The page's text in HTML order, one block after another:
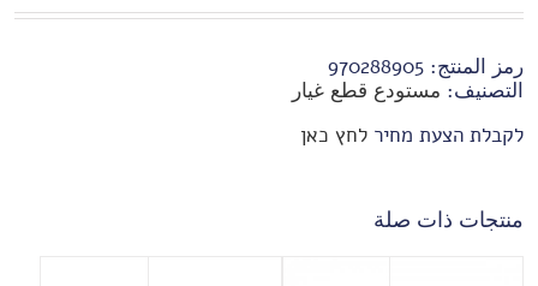
رمز المنتج: 970288905
التصنيف: مستودع قطع غيار
לקבלת הצעת מחיר לחץ כאן
منتجات ذات صلة